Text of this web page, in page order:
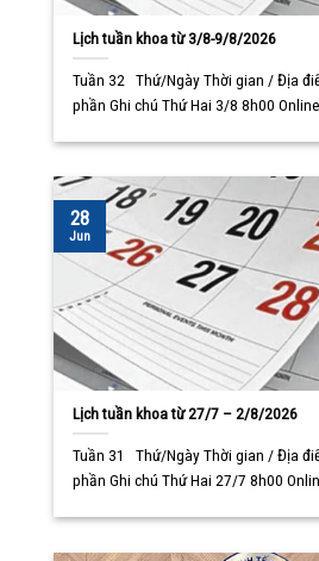
Lịch tuần khoa từ 3/8-9/8/2026
Tuần 32 Thứ/Ngày Thời gian / Địa
phần Ghi chú Thứ Hai 3/8 8h00 Online
Lịch tuần khoa từ 27/7 – 2/8/2026
Tuần 31 Thứ/Ngày Thời gian / Địa
phần Ghi chú Thứ Hai 27/7 8h00
28
Jun